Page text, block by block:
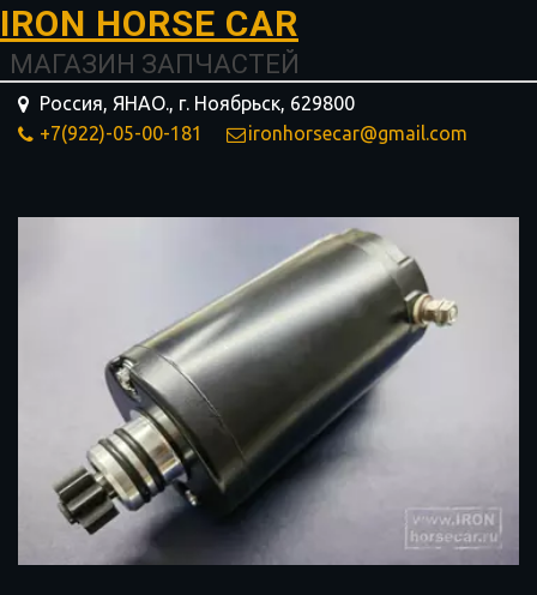
I­­RON HORSE ­­­­­­CAR
МАГАЗИН ЗАПЧАСТЕЙ
Россия, ЯНАО., г. Ноябрьск, 629800
+7(922)-05-00-181
ironhorsecar@gmail.com